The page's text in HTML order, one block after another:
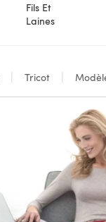
Fils Et
Laines
Tricot